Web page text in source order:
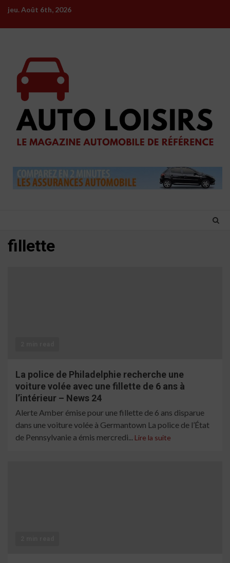
Skip
content
jeu. Août 6th, 2026
fillette
La police de Philadelphie recherche une
voiture volée avec une fillette de 6 ans à
l’intérieur – News 24
Alerte Amber émise pour une fillette de 6 ans disparue
dans une voiture volée à Germantown La police de l’État
de Pennsylvanie a émis mercredi... Lire la suite